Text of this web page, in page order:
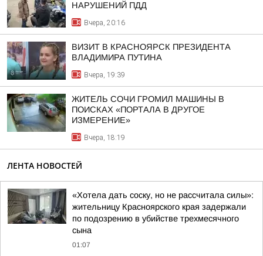
НАРУШЕНИЙ ПДД
Вчера, 20:16
ВИЗИТ В КРАСНОЯРСК ПРЕЗИДЕНТА
ВЛАДИМИРА ПУТИНА
Вчера, 19:39
ЖИТЕЛЬ СОЧИ ГРОМИЛ МАШИНЫ В
ПОИСКАХ «ПОРТАЛА В ДРУГОЕ
ИЗМЕРЕНИЕ»
Вчера, 18:19
ЛЕНТА НОВОСТЕЙ
«Хотела дать соску, но не рассчитала силы»:
жительницу Красноярского края задержали
по подозрению в убийстве трехмесячного
сына
01:07